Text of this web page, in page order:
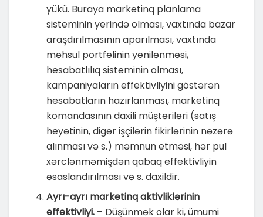
yükü. Buraya marketinq planlama
sisteminin yerində olması, vaxtında bazar
araşdırılmasının aparılması, vaxtında
məhsul portfelinin yenilənməsi,
hesabatlılıq sisteminin olması,
kampaniyaların effektivliyini göstərən
hesabatların hazırlanması, marketinq
komandasının daxili müştəriləri (satış
heyətinin, digər işçilərin fikirlərinin nəzərə
alınması və s.) məmnun etməsi, hər pul
xərclənməmişdən qabaq effektivliyin
əsaslandırılması və s. daxildir.
Ayrı-ayrı marketinq aktivliklərinin
effektivliyi. – Düşünmək olar ki, ümumi